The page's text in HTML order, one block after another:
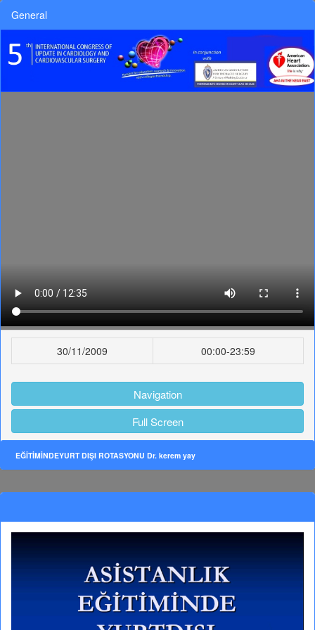
General
30/11/2009 00:00-23:59
Navigation
Full Screen
EĞİTİMİNDEYURT DIŞI ROTASYONU Dr. kerem yay